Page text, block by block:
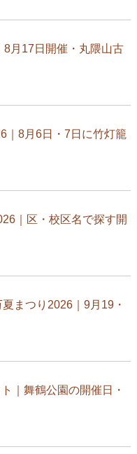
8月17日開催・丸隈山古
｜8月6日・7日に竹灯籠
｜区・校区名で探す開
まつり2026｜9月19・
｜舞鶴公園の開催日・